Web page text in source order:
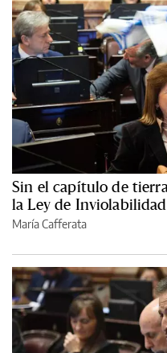
Sin el capítulo de
la Ley de
María Cafferata